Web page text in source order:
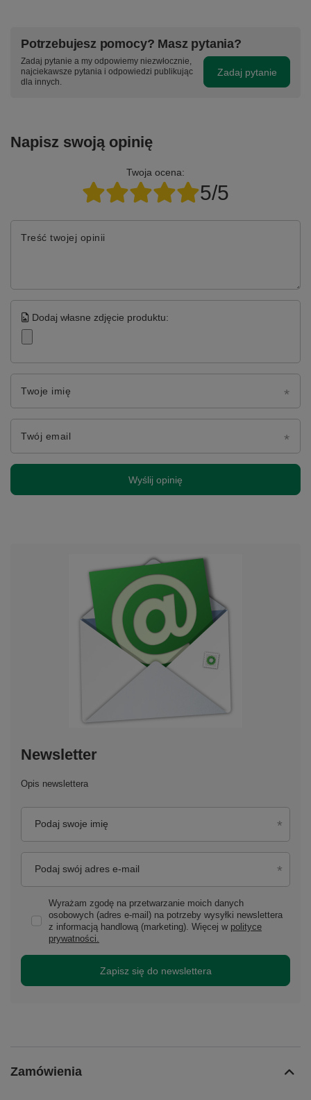
Potrzebujesz pomocy? Masz pytania?
Zadaj pytanie a my odpowiemy niezwłocznie,
najciekawsze pytania i odpowiedzi publikując
dla innych.
Zadaj pytanie
Napisz swoją opinię
Twoja ocena:
5/5
Treść twojej opinii
Dodaj własne zdjęcie produktu:
Twoje imię
Twój email
Wyślij opinię
Newsletter
Opis newslettera
Podaj swoje imię
Podaj swój adres e-mail
Wyrażam zgodę na przetwarzanie moich danych
osobowych (adres e-mail) na potrzeby wysyłki newslettera
z informacją handlową (marketing). Więcej w polityce
prywatności.
Zapisz się do newslettera
Zamówienia